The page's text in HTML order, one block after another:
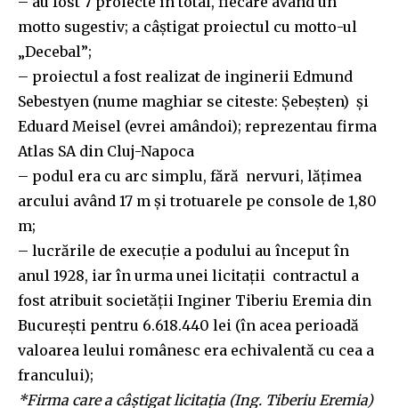
motto sugestiv; a câștigat proiectul cu motto-ul
„Decebal”;
– proiectul a fost realizat de inginerii Edmund
Sebestyen (nume maghiar se citeste: Șebeșten) și
Eduard Meisel (evrei amândoi); reprezentau firma
Atlas SA din Cluj-Napoca
– podul era cu arc simplu, fără nervuri, lățimea
arcului având 17 m și trotuarele pe console de 1,80
m;
– lucrările de execuție a podului au început în
anul 1928, iar în urma unei licitații contractul a
fost atribuit societății Inginer Tiberiu Eremia din
București pentru 6.618.440 lei (în acea perioadă
valoarea leului românesc era echivalentă cu cea a
francului);
*Firma care a câștigat licitația (Ing. Tiberiu Eremia)